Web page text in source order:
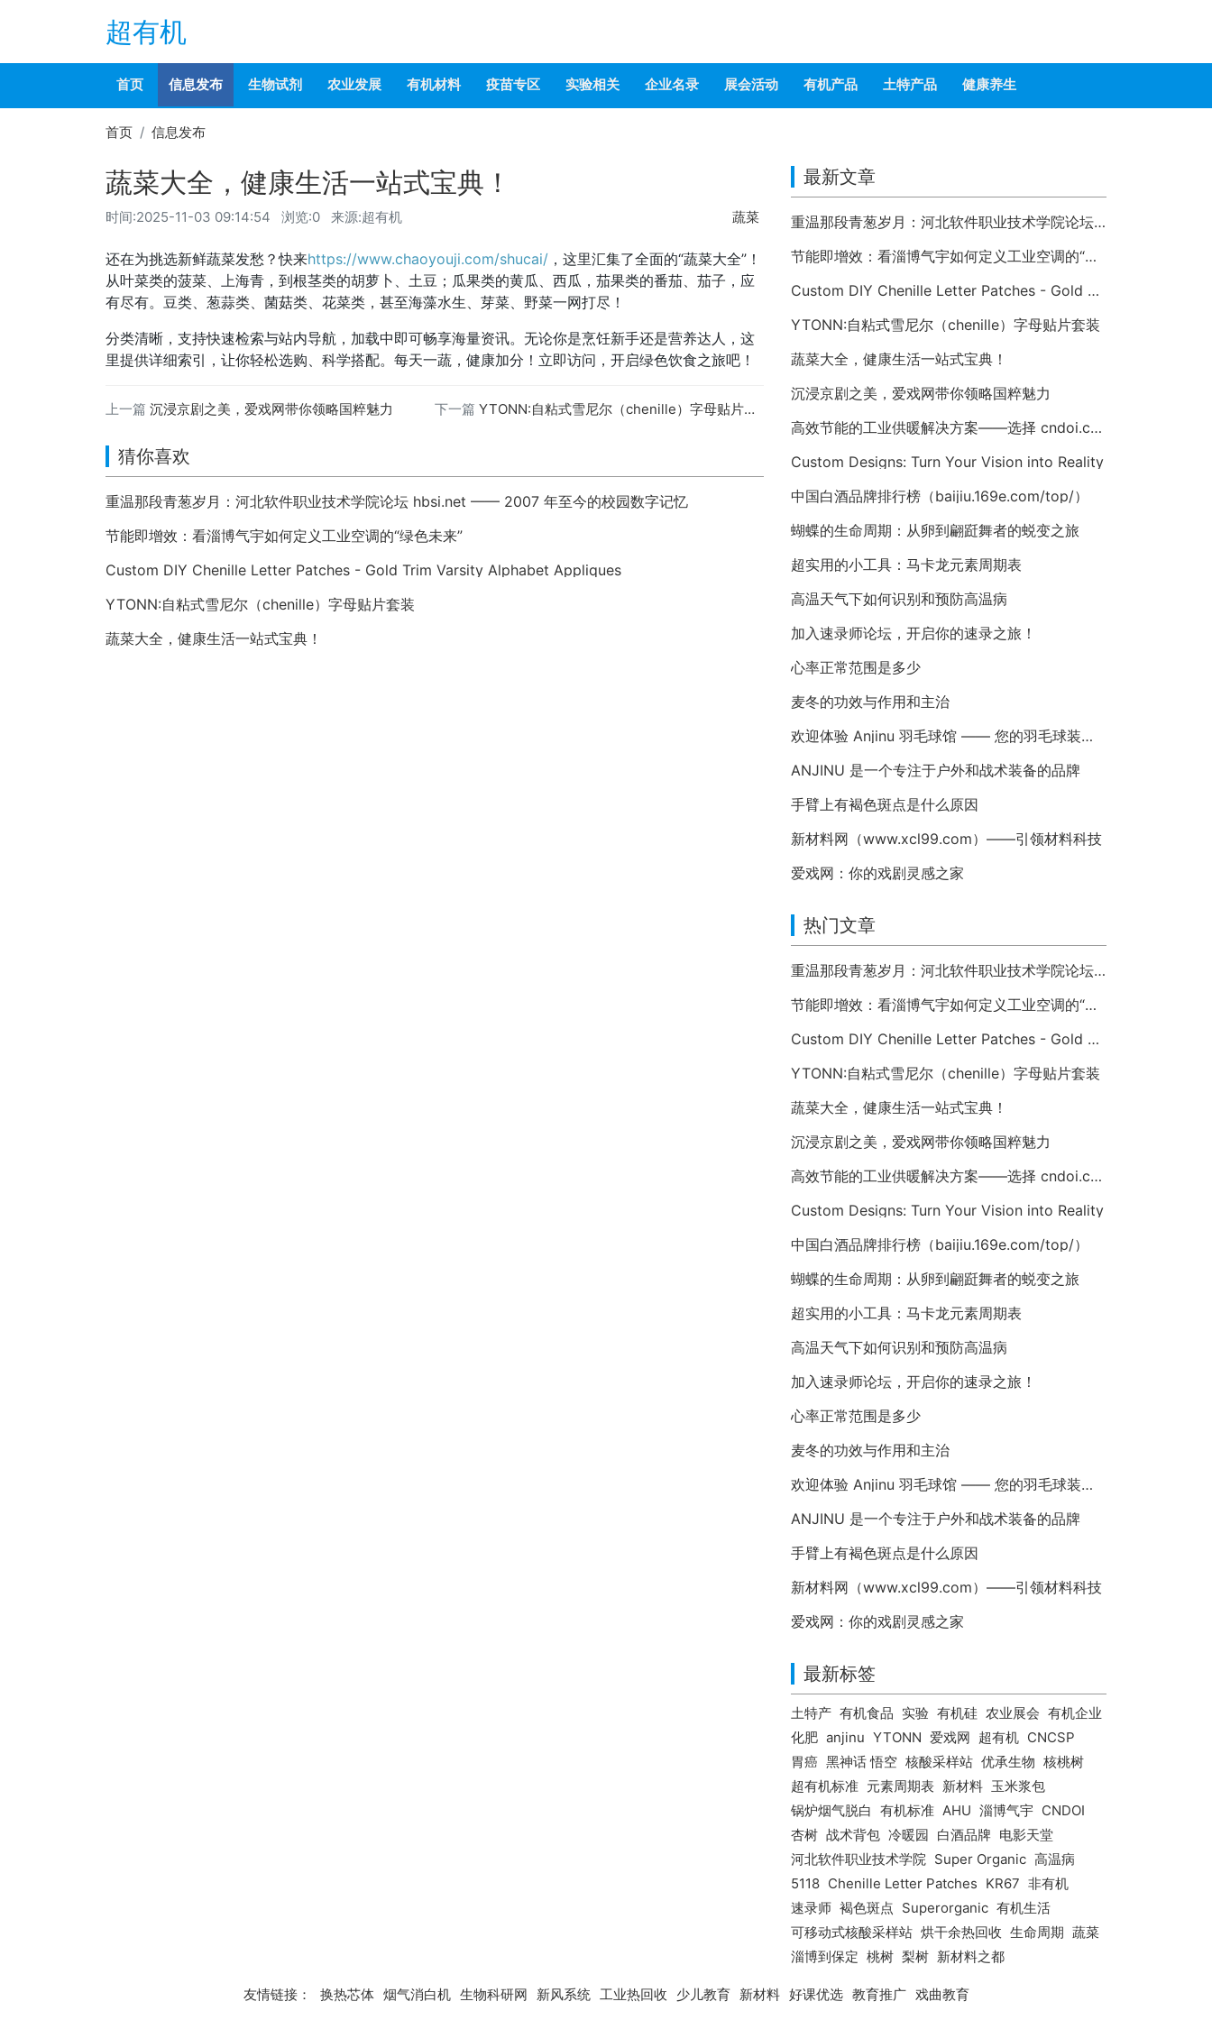
超有机
首页 信息发布 生物试剂 农业发展 有机材料 疫苗专区 实验相关 企业名录 展会活动 有机产品 土特产品 健康养生
首页 信息发布
蔬菜大全，健康生活一站式宝典！
时间:2025-11-03 09:14:54 浏览:0 来源:超有机 蔬菜
还在为挑选新鲜蔬菜发愁？快来https://www.chaoyouji.com/shucai/ ，这里汇集了全面的“蔬菜大全”！
从叶菜类的菠菜、上海青，到根茎类的胡萝卜、土豆；瓜果类的黄瓜、西瓜，茄果类的番茄、茄子，应
有尽有。豆类、葱蒜类、菌菇类、花菜类，甚至海藻水生、芽菜、野菜一网打尽！
分类清晰，支持快速检索与站内导航，加载中即可畅享海量资讯。无论你是烹饪新手还是营养达人，这
里提供详细索引，让你轻松选购、科学搭配。每天一蔬，健康加分！立即访问，开启绿色饮食之旅吧！
上一篇 沉浸京剧之美，爱戏网带你领略国粹魅力 下一篇 YTONN:自粘式雪尼尔（chenille）字母贴片套装
猜你喜欢
重温那段青葱岁月：河北软件职业技术学院论坛 hbsi.net —— 2007 年至今的校园数字记忆
节能即增效：看淄博气宇如何定义工业空调的“绿色未来”
Custom DIY Chenille Letter Patches - Gold Trim Varsity Alphabet Appliques
YTONN:自粘式雪尼尔（chenille）字母贴片套装
蔬菜大全，健康生活一站式宝典！
最新文章
重温那段青葱岁月：河北软件职业技术学院论坛 hbsi.net —— 2007 年至今的校园数字记忆
节能即增效：看淄博气宇如何定义工业空调的“绿色未来”
Custom DIY Chenille Letter Patches - Gold Trim Varsity Alphabet Appliques
YTONN:自粘式雪尼尔（chenille）字母贴片套装
蔬菜大全，健康生活一站式宝典！
沉浸京剧之美，爱戏网带你领略国粹魅力
高效节能的工业供暖解决方案——选择 cndoi.com 的空气对空气换热器与AHU
Custom Designs: Turn Your Vision into Reality
中国白酒品牌排行榜（baijiu.169e.com/top/）
蝴蝶的生命周期：从卵到翩跹舞者的蜕变之旅
超实用的小工具：马卡龙元素周期表
高温天气下如何识别和预防高温病
加入速录师论坛，开启你的速录之旅！
心率正常范围是多少
麦冬的功效与作用和主治
欢迎体验 Anjinu 羽毛球馆 —— 您的羽毛球装备首选！
ANJINU 是一个专注于户外和战术装备的品牌
手臂上有褐色斑点是什么原因
新材料网（www.xcl99.com）——引领材料科技
爱戏网：你的戏剧灵感之家
热门文章
重温那段青葱岁月：河北软件职业技术学院论坛 hbsi.net —— 2007 年至今的校园数字记忆
节能即增效：看淄博气宇如何定义工业空调的“绿色未来”
Custom DIY Chenille Letter Patches - Gold Trim Varsity Alphabet Appliques
YTONN:自粘式雪尼尔（chenille）字母贴片套装
蔬菜大全，健康生活一站式宝典！
沉浸京剧之美，爱戏网带你领略国粹魅力
高效节能的工业供暖解决方案——选择 cndoi.com 的空气对空气换热器与AHU
Custom Designs: Turn Your Vision into Reality
中国白酒品牌排行榜（baijiu.169e.com/top/）
蝴蝶的生命周期：从卵到翩跹舞者的蜕变之旅
超实用的小工具：马卡龙元素周期表
高温天气下如何识别和预防高温病
加入速录师论坛，开启你的速录之旅！
心率正常范围是多少
麦冬的功效与作用和主治
欢迎体验 Anjinu 羽毛球馆 —— 您的羽毛球装备首选！
ANJINU 是一个专注于户外和战术装备的品牌
手臂上有褐色斑点是什么原因
新材料网（www.xcl99.com）——引领材料科技
爱戏网：你的戏剧灵感之家
最新标签
土特产 有机食品 实验 有机硅 农业展会 有机企业
化肥 anjinu YTONN 爱戏网 超有机 CNCSP
胃癌 黑神话 悟空 核酸采样站 优承生物 核桃树
超有机标准 元素周期表 新材料 玉米浆包
锅炉烟气脱白 有机标准 AHU 淄博气宇 CNDOI
杏树 战术背包 冷暖园 白酒品牌 电影天堂
河北软件职业技术学院 Super Organic 高温病
5118 Chenille Letter Patches KR67 非有机
速录师 褐色斑点 Superorganic 有机生活
可移动式核酸采样站 烘干余热回收 生命周期 蔬菜
淄博到保定 桃树 梨树 新材料之都
友情链接： 换热芯体 烟气消白机 生物科研网 新风系统 工业热回收 少儿教育 新材料 好课优选 教育推广 戏曲教育